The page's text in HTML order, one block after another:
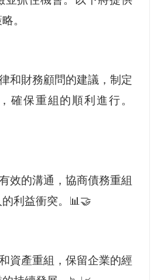
。
和財務顧問的建議，制定
確保重組的順利進行。
效的溝通，協商債務重組
利益衝突。📊🤝
資產重組，保留企業的經